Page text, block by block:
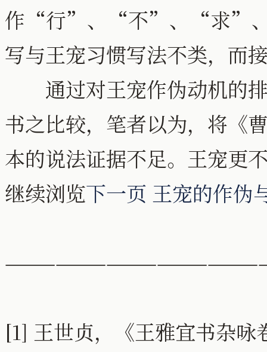
作“行”、“不”、“求”
写与王宠习惯写法不类，而
通过对王宠作伪动机的排
书之比较，笔者以为，将《
本的说法证据不足。王宠更
继续浏览下一页 王宠的作伪
[1] 王世贞，《王雅宜书杂